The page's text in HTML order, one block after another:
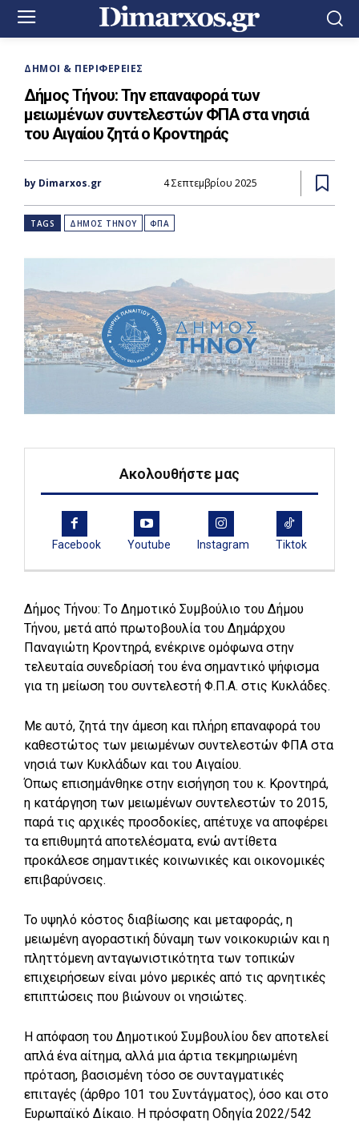
ΔΉΜΟΙ & ΠΕΡΙΦΈΡΕΙΕΣ
Δήμος Τήνου: Την επαναφορά των
μειωμένων συντελεστών ΦΠΑ στα νησιά
του Αιγαίου ζητά ο Κροντηράς
by Dimarxos.gr 4 Σεπτεμβρίου 2025
TAGS ΔΗΜΟΣ ΤΗΝΟΥ ΦΠΑ
Ακολουθήστε μας
Facebook Youtube Instagram Tiktok
Δήμος Τήνου: Tο Δημοτικό Συμβούλιο του Δήμου
Τήνου, μετά από πρωτοβουλία του Δημάρχου
Παναγιώτη Κροντηρά, ενέκρινε ομόφωνα στην
τελευταία συνεδρίασή του ένα σημαντικό ψήφισμα
για τη μείωση του συντελεστή Φ.Π.Α. στις Κυκλάδες.
Με αυτό, ζητά την άμεση και πλήρη επαναφορά του
καθεστώτος των μειωμένων συντελεστών ΦΠΑ στα
νησιά των Κυκλάδων και του Αιγαίου.
​Όπως επισημάνθηκε στην εισήγηση του κ. Κροντηρά,
η κατάργηση των μειωμένων συντελεστών το 2015,
παρά τις αρχικές προσδοκίες, απέτυχε να αποφέρει
τα επιθυμητά αποτελέσματα, ενώ αντίθετα
προκάλεσε σημαντικές κοινωνικές και οικονομικές
επιβαρύνσεις.
Το υψηλό κόστος διαβίωσης και μεταφοράς, η
μειωμένη αγοραστική δύναμη των νοικοκυριών και η
πληττόμενη ανταγωνιστικότητα των τοπικών
επιχειρήσεων είναι μόνο μερικές από τις αρνητικές
επιπτώσεις που βιώνουν οι νησιώτες.
Η απόφαση του Δημοτικού Συμβουλίου δεν αποτελεί
απλά ένα αίτημα, αλλά μια άρτια τεκμηριωμένη
πρόταση, βασισμένη τόσο σε συνταγματικές
επιταγές (άρθρο 101 του Συντάγματος), όσο και στο
Ευρωπαϊκό Δίκαιο. Η πρόσφατη Οδηγία 2022/542